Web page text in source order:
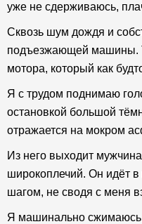
уже не сдерживаюсь,
Сквозь шум дождя и
подъезжающей машины.
мотора, который как
Я с трудом поднимаю
остановкой большой
отражается на мокром
Из него выходит
широкоплечий. Он идёт
шагом, не сводя с меня
Я машинально